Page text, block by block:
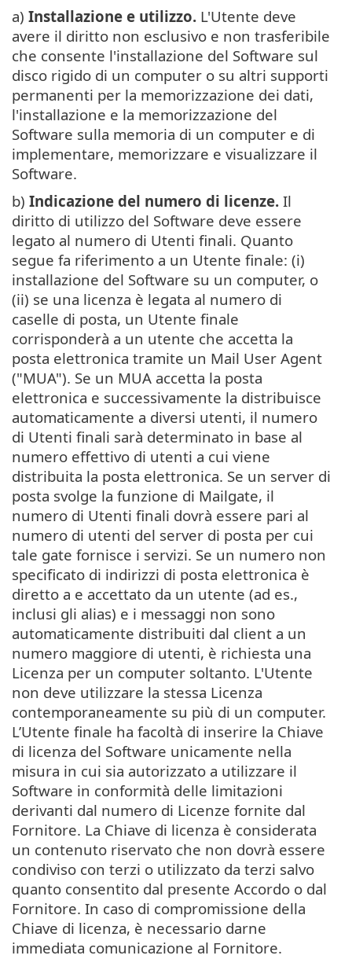
a) Installazione e utilizzo. L'Utente deve
avere il diritto non esclusivo e non trasferibile
che consente l'installazione del Software sul
disco rigido di un computer o su altri supporti
permanenti per la memorizzazione dei dati,
l'installazione e la memorizzazione del
Software sulla memoria di un computer e di
implementare, memorizzare e visualizzare il
Software.
b) Indicazione del numero di licenze. Il
diritto di utilizzo del Software deve essere
legato al numero di Utenti finali. Quanto
segue fa riferimento a un Utente finale: (i)
installazione del Software su un computer, o
(ii) se una licenza è legata al numero di
caselle di posta, un Utente finale
corrisponderà a un utente che accetta la
posta elettronica tramite un Mail User Agent
("MUA"). Se un MUA accetta la posta
elettronica e successivamente la distribuisce
automaticamente a diversi utenti, il numero
di Utenti finali sarà determinato in base al
numero effettivo di utenti a cui viene
distribuita la posta elettronica. Se un server di
posta svolge la funzione di Mailgate, il
numero di Utenti finali dovrà essere pari al
numero di utenti del server di posta per cui
tale gate fornisce i servizi. Se un numero non
specificato di indirizzi di posta elettronica è
diretto a e accettato da un utente (ad es.,
inclusi gli alias) e i messaggi non sono
automaticamente distribuiti dal client a un
numero maggiore di utenti, è richiesta una
Licenza per un computer soltanto. L'Utente
non deve utilizzare la stessa Licenza
contemporaneamente su più di un computer.
L’Utente finale ha facoltà di inserire la Chiave
di licenza del Software unicamente nella
misura in cui sia autorizzato a utilizzare il
Software in conformità delle limitazioni
derivanti dal numero di Licenze fornite dal
Fornitore. La Chiave di licenza è considerata
un contenuto riservato che non dovrà essere
condiviso con terzi o utilizzato da terzi salvo
quanto consentito dal presente Accordo o dal
Fornitore. In caso di compromissione della
Chiave di licenza, è necessario darne
immediata comunicazione al Fornitore.